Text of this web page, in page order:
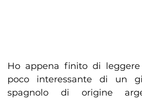
Ho appena finito di
poco interessante di un
spagnolo di origine